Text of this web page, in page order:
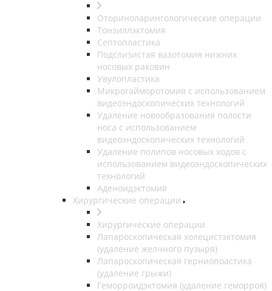
Оториноларингологические операции
Тонзиллэктомия
Септопластика
Подслизистая вазотомия нижних
носовых раковин
Увулопластика
Микрогайморотомия с использованием
видеоэндоскопических технологий
Удаление новообразования полости
носа с использованием
видеоэндоскопических технологий
Удаление полипов носовых ходов с
использованием видеоэндоскопических
технологий
Аденоидэктомия
Хирургические операции
Хирургические операции
Лапароскопическая холецистэктомия
(удаление желчного пузыря)
Лапароскопическая герниопоастика
(удаление грыжи)
Геморроидэктомия (удаление геморроя)